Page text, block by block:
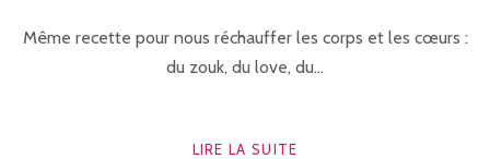
Même recette pour nous réchauffer les corps et les cœurs :
du zouk, du love, du...
LIRE LA SUITE